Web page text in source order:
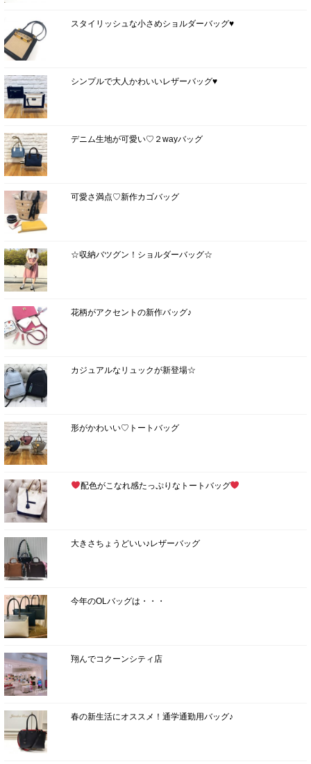
スタイリッシュな小さめショルダーバッグ♥
シンプルで大人かわいいレザーバッグ♥
デニム生地が可愛い♡２wayバッグ
可愛さ満点♡新作カゴバッグ
☆収納バツグン！ショルダーバッグ☆
花柄がアクセントの新作バッグ♪
カジュアルなリュックが新登場☆
形がかわいい♡トートバッグ
配色がこなれ感たっぷりなトートバッグ
大きさちょうどいい♪レザーバッグ
今年のOLバッグは・・・
翔んでコクーンシティ店
春の新生活にオススメ！通学通勤用バッグ♪